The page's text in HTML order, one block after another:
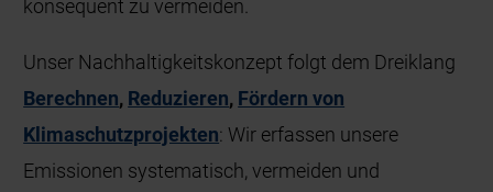
konsequent zu vermeiden.
Unser Nachhaltigkeitskonzept folgt dem Dreiklang
Berechnen, Reduzieren, Fördern von
Klimaschutzprojekten: Wir erfassen unsere
Emissionen systematisch, vermeiden und